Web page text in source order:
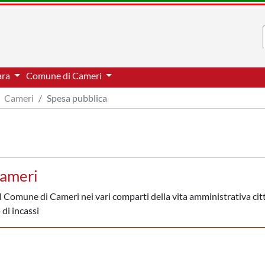
Comune di Cameri
Cameri Spesa pubblica
di Cameri nei vari comparti della vita amministrativa
incassi